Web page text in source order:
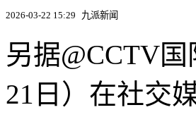
2026-03-22 15:29 九派新闻
另据@CCTV
21日）在社交